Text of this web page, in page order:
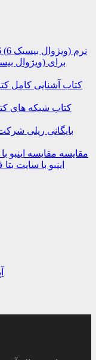
نرم
کتاب آشنایی کامل
کتاب شبکه های
بایگانی ریلی
مقایسه
اینبو با سایت